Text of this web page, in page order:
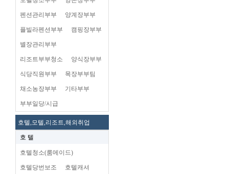
펜션관리부부 양계장부부
플빌라펜션부부 캠핑장부부
별장관리부부
리조트부부청소 양식장부부
식당직원부부 목장부부팀
채소농장부부 기타부부
부부일당/시급
호텔,모텔,리조트,해외취업
호 텔
호텔청소(룸메이드)
호텔당번보조 호텔캐셔